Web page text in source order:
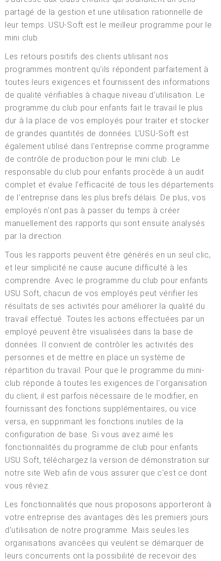
partagé de la gestion et une utilisation rationnelle de
leur temps. USU-Soft est le meilleur programme pour le
mini club.
Les retours positifs des clients utilisant nos
programmes montrent qu'ils répondent parfaitement à
toutes leurs exigences et fournissent des informations
de qualité vérifiables à chaque niveau d'utilisation. Le
programme du club pour enfants fait le travail le plus
dur à la place de vos employés pour traiter et stocker
de grandes quantités de données. L'USU-Soft est
également utilisé dans l'entreprise comme programme
de contrôle de production pour le mini club. Le
responsable du club pour enfants procède à un audit
complet et évalue l'efficacité de tous les départements
de l'entreprise dans les plus brefs délais. De plus, vos
employés n'ont pas à passer du temps à créer
manuellement des rapports qui sont ensuite analysés
par la direction.
Tous les rapports peuvent être générés en un seul clic,
et leur simplicité ne cause aucune difficulté à les
comprendre. Avec le programme du club pour enfants
USU Soft, chacun de vos employés peut vérifier les
résultats de ses activités pour améliorer la qualité du
travail effectué. Toutes les actions effectuées par un
employé peuvent être visualisées dans la base de
données. Il convient de contrôler les activités des
personnes et de mettre en place un système de
répartition du travail. Pour que le programme du mini-
club réponde à toutes les exigences de l'organisation
du client, il est parfois nécessaire de le modifier, en
fournissant des fonctions supplémentaires, ou vice
versa, en supprimant les fonctions inutiles de la
configuration de base. Si vous avez aimé les
fonctionnalités du programme de club pour enfants
USU Soft, téléchargez la version de démonstration sur
notre site Web afin de vous assurer que c'est ce dont
vous rêviez.
Les fonctionnalités que nous proposons apporteront à
votre entreprise des avantages dès les premiers jours
d'utilisation de notre programme. Mais seules les
organisations avancées qui veulent se démarquer de
leurs concurrents ont la possibilité de recevoir des